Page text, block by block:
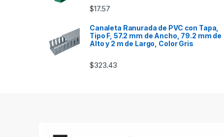
$17.57
Canaleta Ranurada de PVC con Tapa,
Tipo F, 57.2 mm de Ancho, 79.2 mm de
Alto y 2 m de Largo, Color Gris
$323.43